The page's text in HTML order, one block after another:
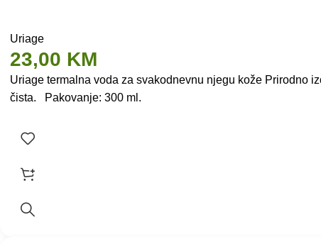
Uriage
23,00 KM
Uriage termalna voda za svakodnevnu njegu kože Prirodno
čista. Pakovanje: 300 ml.